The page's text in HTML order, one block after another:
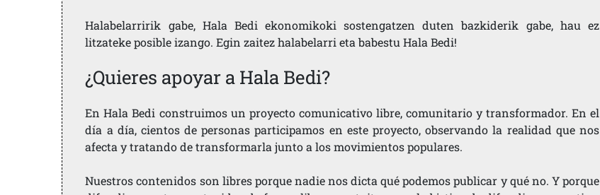
Halabelarririk gabe, Hala Bedi ekonomikoki sostengatzen duten bazkiderik gabe, hau ez
litzateke posible izango. Egin zaitez halabelarri eta babestu Hala Bedi!
¿Quieres apoyar a Hala Bedi?
En Hala Bedi construimos un proyecto comunicativo libre, comunitario y transformador. En el
día a día, cientos de personas participamos en este proyecto, observando la realidad que nos
afecta y tratando de transformarla junto a los movimientos populares.
Nuestros contenidos son libres porque nadie nos dicta qué podemos publicar y qué no. Y porque